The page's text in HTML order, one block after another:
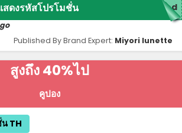
สดงรหัสโปรโมชั่น red
Published By Brand Expert: Miyori lunette
สูงถึง 40%ไป
คูปอง
TH